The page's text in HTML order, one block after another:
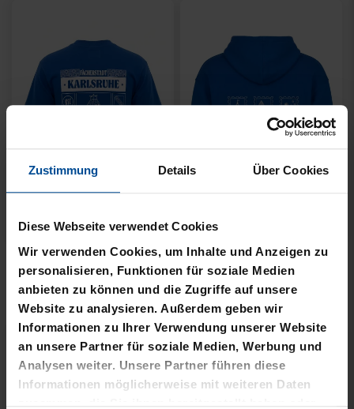
Zustimmung Details Über Cookies
Diese Webseite verwendet Cookies
Wir verwenden Cookies, um Inhalte und Anzeigen zu
personalisieren, Funktionen für soziale Medien
anbieten zu können und die Zugriffe auf unsere
Website zu analysieren. Außerdem geben wir
Informationen zu Ihrer Verwendung unserer Website
an unsere Partner für soziale Medien, Werbung und
Analysen weiter. Unsere Partner führen diese
Informationen möglicherweise mit weiteren Daten
Neu
T-SHIRT STADTMOMENTE
29,95 €
Neu
HOODIE STADTMOMENTE
59,95 €